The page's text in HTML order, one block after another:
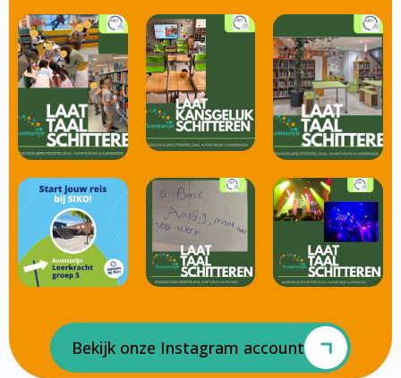
Bekijk onze Instagram account